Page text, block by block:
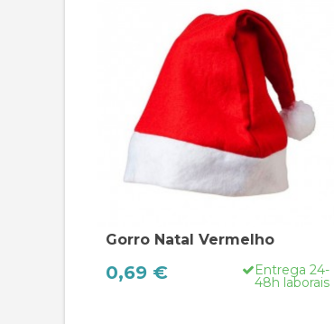
Gorro Natal Vermelho
0,69 € Entrega 24-
48h laborais